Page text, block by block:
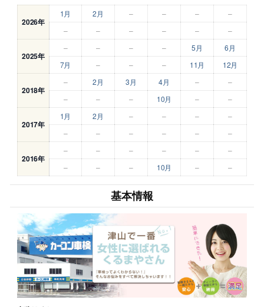
2026年
1月 2月 – – –
–
–
– – – – –
2025年
– – – – 5月
6月
7月
– – – 11月 12月
2018年
– 2月 3月 4月 –
–
–
– – 10月 – –
2017年
1月 2月 – – –
–
–
– – – – –
2016年
– – – – –
–
–
– – 10月 – –
基本情報